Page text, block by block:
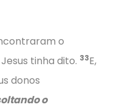
o
tinha dito. 33E,
donos
o